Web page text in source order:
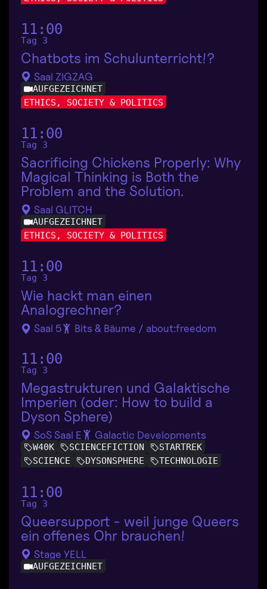
11:00
Tag 3
Chatbots im Schulunterricht!?
Saal ZIGZAG
AUFGEZEICHNET
ETHICS, SOCIETY & POLITICS
11:00
Tag 3
Sacrificing Chickens Properly: Why
Magical Thinking is Both the
Problem and the Solution.
Saal GLITCH
AUFGEZEICHNET
ETHICS, SOCIETY & POLITICS
11:00
Tag 3
Wie hackt man einen
Analogrechner?
Saal 5 Bits & Bäume / about:freedom
11:00
Tag 3
Megastrukturen und Galaktische
Imperien (oder: How to build a
Dyson Sphere)
SoS Saal E Galactic Developments
W40K SCIENCEFICTION
STARTREK
SCIENCE
DYSONSPHERE TECHNOLOGIE
11:00
Tag 3
Queersupport - weil junge Queers
ein offenes Ohr brauchen!
Stage YELL
AUFGEZEICHNET